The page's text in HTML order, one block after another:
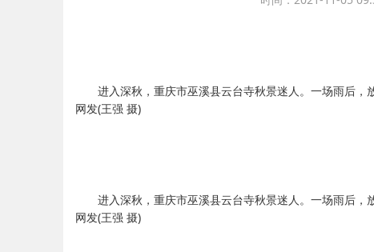
进入深秋，重庆市巫溪县云台寺秋景迷人。一场雨后
网发(王强 摄)
进入深秋，重庆市巫溪县云台寺秋景迷人。一场雨后
网发(王强 摄)